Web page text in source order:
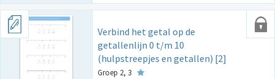
Verbind het getal op de
getallenlijn 0 t/m 10
(hulpstreepjes en getallen) [2]
Groep 2, 3